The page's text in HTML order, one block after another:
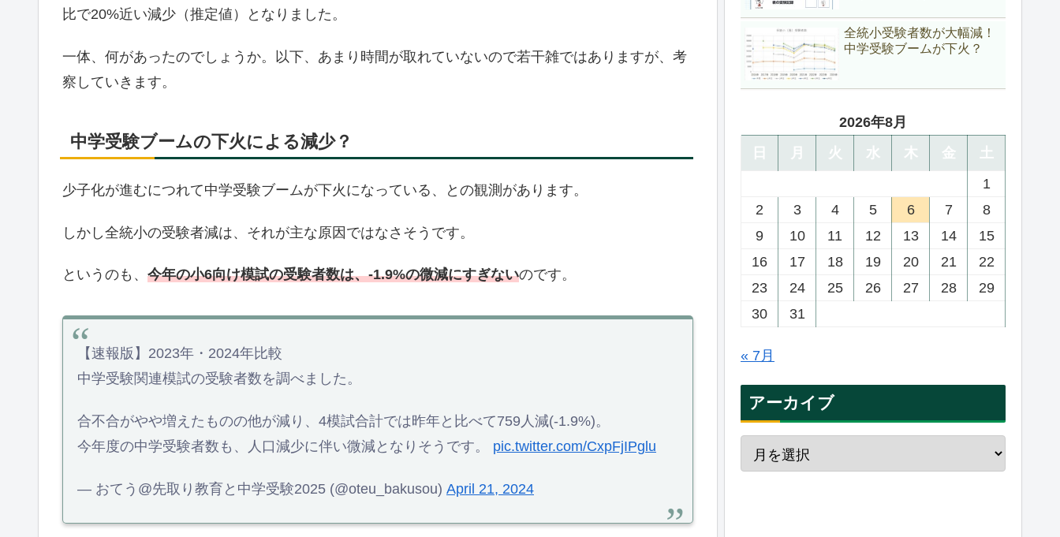
比で20%近い減少（推定値）となりました。
一体、何があったのでしょうか。以下、あまり時間が取れていないので若干雑ではありますが、考
察していきます。
中学受験ブームの下火による減少？
少子化が進むにつれて中学受験ブームが下火になっている、との観測があります。
しかし全統小の受験者減は、それが主な原因ではなさそうです。
というのも、 今年の小6向け模試の受験者数は、-1.9%の微減にすぎないのです。
【速報版】2023年・2024年比較
中学受験関連模試の受験者数を調べました。
合不合がやや増えたものの他が減り、4模試合計では昨年と比べて759人減(-1.9%)。
今年度の中学受験者数も、人口減少に伴い微減となりそうです。 pic.twitter.com/CxpFjIPglu
— おてう@先取り教育と中学受験2025 (@oteu_bakusou) April 21, 2024
全統小受験者数が大幅減！
中学受験ブームが下火？
2026年8月
日
月 火 水 木 金
土
1
2
3 4 5 6 7
8
9
10 11 12 13 14
15
16
17 18 19 20 21
22
23
24 25 26 27 28
29
30
31
« 7月
アーカイブ